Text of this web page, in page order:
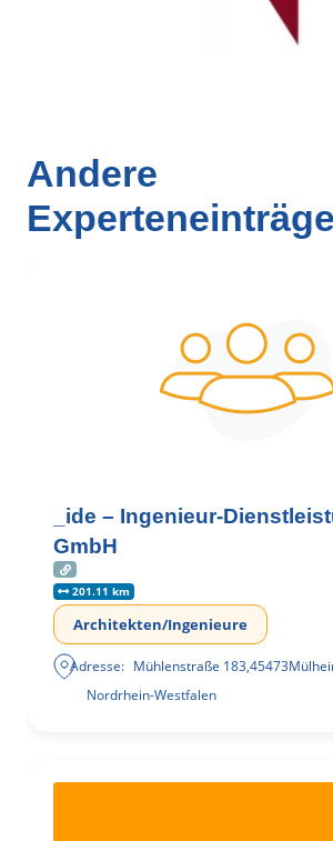
Andere
Experteneinträge
_ide – Ingenieur-
GmbH
201.11 km
Architekten/Ingenieure
Adresse: Mühlenstraße 183,45473
Nordrhein-Westfalen